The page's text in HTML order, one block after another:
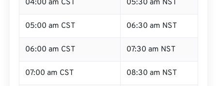
04:00 am CST 05:30 am NST
05:00 am CST 06:30 am NST
06:00 am CST 07:30 am NST
07:00 am CST 08:30 am NST